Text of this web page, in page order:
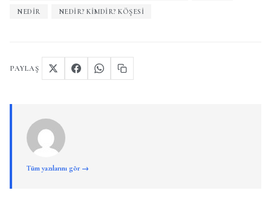
NEDIR NEDIR? KIMDIR? KÖŞESI
PAYLAŞ
Tüm yazılarını gör →